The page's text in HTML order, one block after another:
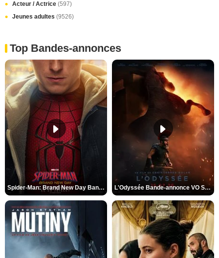
Acteur / Actrice (597)
Jeunes adultes (9526)
Top Bandes-annonces
Spider-Man: Brand New Day Bande-annonce VO STFR L'Odyssée Bande-annonce VO STFR